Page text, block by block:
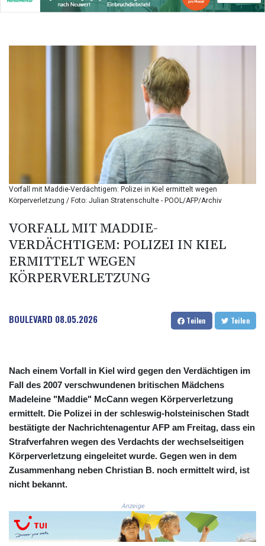
BIF 3451.157116
BMD 1.156136
BRL 5.876989
BSD 1.152686
BTN 109.688637
BWP 15.558807
BYN 3.432357
22660.258427
BZD 2.318271
CAD 1.61333
CDF
2615.761404
CHF 0.93588
CLP
CNY 7.801146
CNH 7.796152
COP 3633.55485
CUP 30.637594
CVE 110.26363
DKK 7.477932
DOP 67.289164
EGP 57.380687
ERN 17.342035
ETB 186.049588
FJD 2.553384
FKP 0.857252
GBP 0.858527
GHS 13.526832
GIP 0.857252
GMD 84.980421
Vorfall mit Maddie-Verdächtigem: Polizei in Kiel ermittelt wegen
Körperverletzung / Foto: Julian Stratenschulte - POOL/AFP/Archiv
VORFALL MIT MADDIE-
VERDÄCHTIGEM: POLIZEI IN KIEL
ERMITTELT WEGEN
KÖRPERVERLETZUNG
BOULEVARD 08.05.2026 Teilen Teilen
Nach einem Vorfall in Kiel wird gegen den Verdächtigen im
Fall des 2007 verschwundenen britischen Mädchens
Madeleine "Maddie" McCann wegen Körperverletzung
ermittelt. Die Polizei in der schleswig-holsteinischen Stadt
bestätigte der Nachrichtenagentur AFP am Freitag, dass ein
Strafverfahren wegen des Verdachts der wechselseitigen
Körperverletzung eingeleitet wurde. Gegen wen in dem
Zusammenhang neben Christian B. noch ermittelt wird, ist
nicht bekannt.
Anzeige